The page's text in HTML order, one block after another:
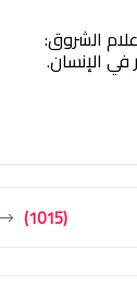
الشروق:
في الإنسان.
(1015)